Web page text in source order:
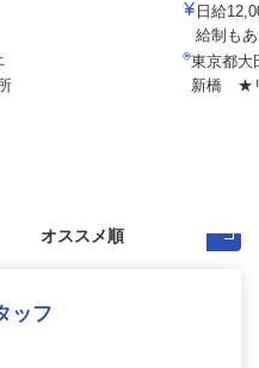
日給
給制も
東京都大
新橋 ★
ッフ